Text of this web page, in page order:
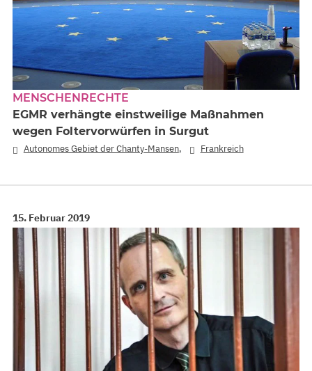
MENSCHENRECHTE
EGMR verhängte einstweilige Maßnahmen
wegen Foltervorwürfen in Surgut
Autonomes Gebiet der Chanty-Mansen, Frankreich
15. Februar 2019